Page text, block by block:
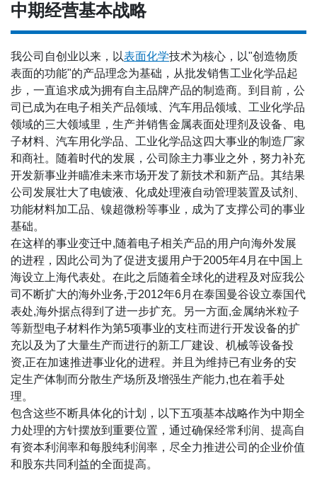
中期经营基本战略
我公司自创业以来，以表面化学技术为核心，以"创造物质
表面的功能"的产品理念为基础，从批发销售工业化学品起
步，一直追求成为拥有自主品牌产品的制造商。到目前，公
司已成为在电子相关产品领域、汽车用品领域、工业化学品
领域的三大领域里，生产并销售金属表面处理剂及设备、电
子材料、汽车用化学品、工业化学品这四大事业的制造厂家
和商社。随着时代的发展，公司除主力事业之外，努力补充
开发新事业并瞄准未来市场开发了新技术和新产品。其结果
公司发展壮大了电镀液、化成处理液自动管理装置及试剂、
功能材料加工品、镍超微粉等事业，成为了支撑公司的事业
基础。
在这样的事业变迁中,随着电子相关产品的用户向海外发展
的进程，因此公司为了促进支援用户于2005年4月在中国上
海设立上海代表处。在此之后随着全球化的进程及对应我公
司不断扩大的海外业务,于2012年6月在泰国曼谷设立泰国代
表处,海外据点得到了进一步扩充。另一方面,金属纳米粒子
等新型电子材料作为第5项事业的支柱而进行开发设备的扩
充以及为了大量生产而进行的新工厂建设、机械等设备投
资,正在加速推进事业化的进程。并且为维持已有业务的安
定生产体制而分散生产场所及增强生产能力,也在着手处
理。
包含这些不断具体化的计划，以下五项基本战略作为中期全
力处理的方针摆放到重要位置，通过确保经常利润、提高自
有资本利润率和每股纯利润率，尽全力推进公司的企业价值
和股东共同利益的全面提高。